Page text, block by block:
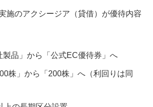
施のアクシージア（貸借）が優待内容
製品」から「公式EC優待券」へ
株」から「200株」へ（利回りは同